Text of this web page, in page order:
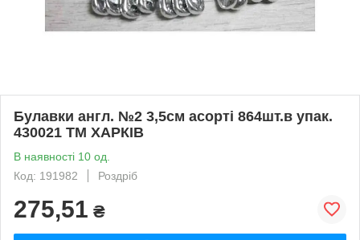
Булавки англ. №2 3,5см асорті 864шт.в упак.
430021 ТМ ХАРКІВ
В наявності 10 од.
Код: 191982
Роздріб
275,51 ₴